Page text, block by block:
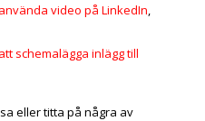
video på LinkedIn,
schemalägga inlägg till
eller titta på några av